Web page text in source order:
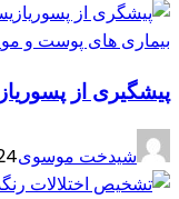
بیماری های پوست و مو
پیشگیری از
شیدخت موسوی